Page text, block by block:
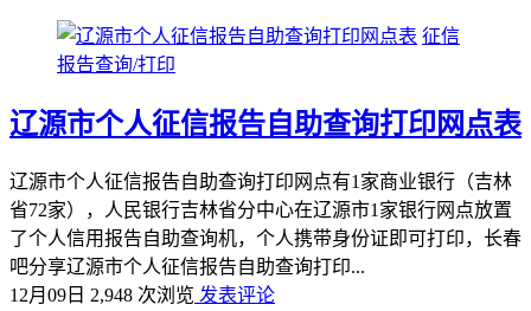
征信
报告查询/打印
辽源市个人征信报告自助查询打印网点表
辽源市个人征信报告自助查询打印网点有1家商业银行（吉林
省72家），人民银行吉林省分中心在辽源市1家银行网点放置
了个人信用报告自助查询机，个人携带身份证即可打印，长春
吧分享辽源市个人征信报告自助查询打印...
12月09日 2,948 次浏览 发表评论